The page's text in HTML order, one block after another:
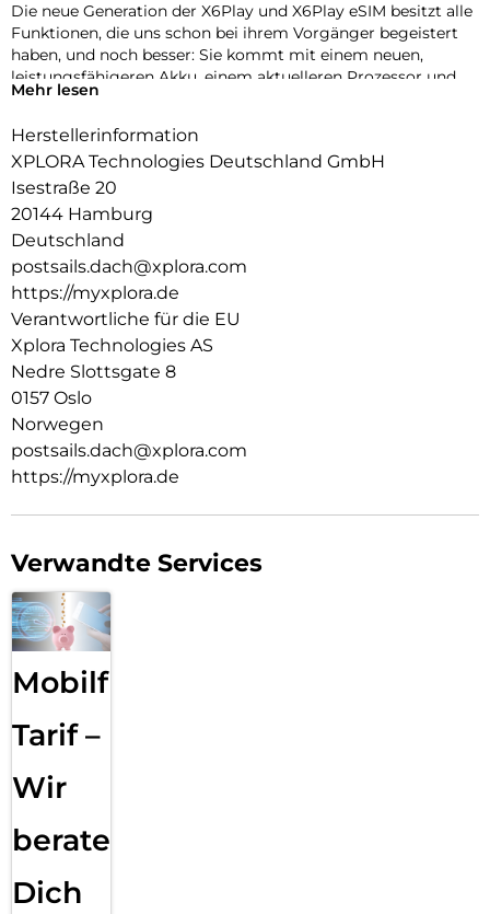
Die neue Generation der X6Play und X6Play eSIM besitzt alle
Funktionen, die uns schon bei ihrem Vorgänger begeistert
haben, und noch besser: Sie kommt mit einem neuen,
leistungsfähigeren Akku, einem aktuelleren Prozessor und
einem gewebten, elastischen Textilarmband für noch mehr
Das neue Design umfasst außerdem zwei austauschbare
Frames zum Individualisieren der Uhr. Die neue Generation
Eltern, die sich für ihr Kind einen sicheren Einstieg in die
digitale Kommunikation wünschen, ohne Kompromisse bei
Zuverlässigkeit und Qualität einzugehen.
Mehr lesen
Herstellerinformation
XPLORA Technologies Deutschland GmbH
Isestraße 20
20144 Hamburg
Deutschland
postsails.dach@xplora.com
https://myxplora.de
Verantwortliche für die EU
Xplora Technologies AS
Nedre Slottsgate 8
0157 Oslo
Norwegen
postsails.dach@xplora.com
https://myxplora.de
Verwandte Services
Mobilfunk
Tarif –
Wir
beraten
Dich